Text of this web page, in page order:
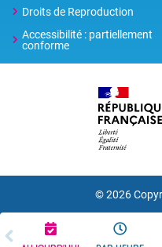
Droits de Reproduction
Accessibilité : partiellement
conforme
© 2026